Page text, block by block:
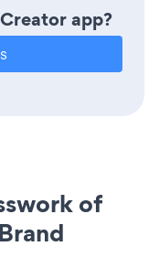
app?
of